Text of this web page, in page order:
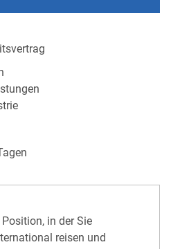
in der Sie
reisen und